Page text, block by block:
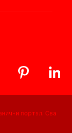
портал. Сва